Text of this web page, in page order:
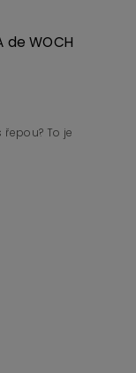
Z českých